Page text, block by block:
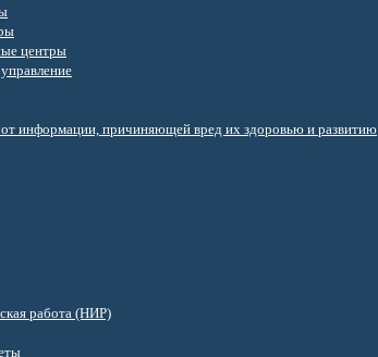
центры
информации, причиняющей вред их здоровью и развитию
работа (НИР)